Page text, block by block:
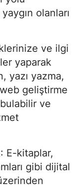
olanları
ve ilgi
yaparak
yazı yazma,
geliştirme
ve
: E-kitaplar,
gibi dijital